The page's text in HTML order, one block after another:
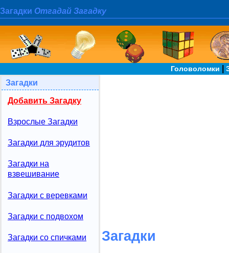
Загадки Отгадай Загадку
Головоломки
Загадки
Добавить Загадку
Взрослые Загадки
Загадки для эрудитов
Загадки на
взвешивание
Загадки с веревками
Загадки с подвохом
Загадки со спичками Загадки